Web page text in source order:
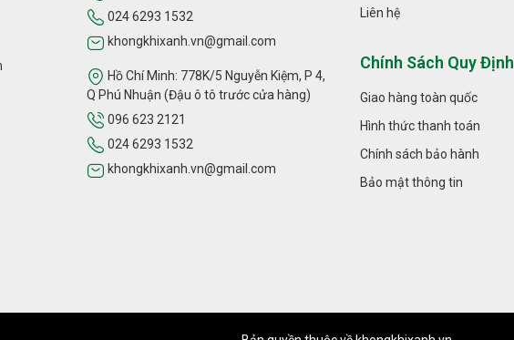
lọc tạo ẩm của máy lọc không khí tạo ẩm Hitachi EP-A9000
024 6293 1532
khongkhixanh.vn@gmail.com
Hồ Chí Minh: 778K/5 Nguyễn Kiệm, P 4,
Q Phú Nhuận (Đậu ô tô trước cửa hàng)
096 623 2121
024 6293 1532
khongkhixanh.vn@gmail.com
Liên hệ
Chính Sách Quy Định
Giao hàng toàn quốc
Hình thức thanh toán
Chính sách bảo hành
Bảo mật thông tin